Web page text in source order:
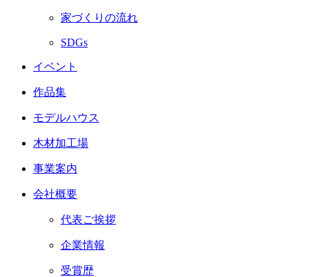
家づくりの流れ
SDGs
イベント
作品集
モデルハウス
木材加工場
事業案内
会社概要
代表ご挨拶
企業情報
受賞歴